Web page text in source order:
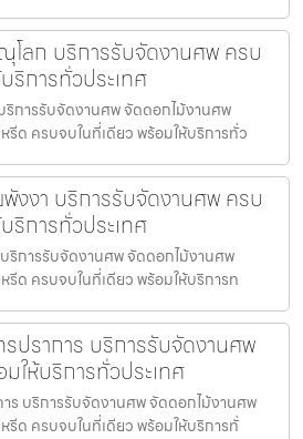
ลก บริการรับจัดงานศพ ครบ
ริการทั่วประเทศ
การรับจัดงานศพ จัดดอกไม้งานศพ
รีด ครบจบในที่เดียว พร้อมให้บริการทั่ว
พังงา บริการรับจัดงานศพ ครบ
ริการทั่วประเทศ
ริการรับจัดงานศพ จัดดอกไม้งานศพ
รีด ครบจบในที่เดียว พร้อมให้บริการท
ปราการ บริการรับจัดงานศพ
ให้บริการทั่วประเทศ
ร บริการรับจัดงานศพ จัดดอกไม้งานศพ
รีด ครบจบในที่เดียว พร้อมให้บริการทั่